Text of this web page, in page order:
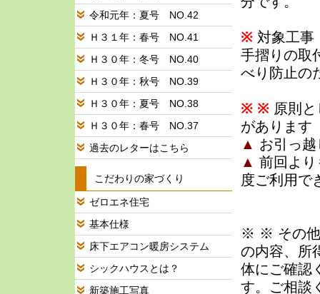
令和元年：夏号 NO.42
Ｈ３１年：春号 NO.41
Ｈ３０年：冬号 NO.40
Ｈ３０年：秋号 NO.39
Ｈ３０年：夏号 NO.38
Ｈ３０年：春号 NO.37
過去のレターはこちら
こだわりの家づくり
ゼロエネ住宅
基本仕様
床下エアコン暖房システム
シックハウスとは？
新築施工写真
※ 対象工事
手摺りの取
べり防止の
※ ※ 原則
があります
▲ お引っ
▲ 前回よ
度ご利用で
※ ※ その他
の内容、所
体にご確認
す。ご相談